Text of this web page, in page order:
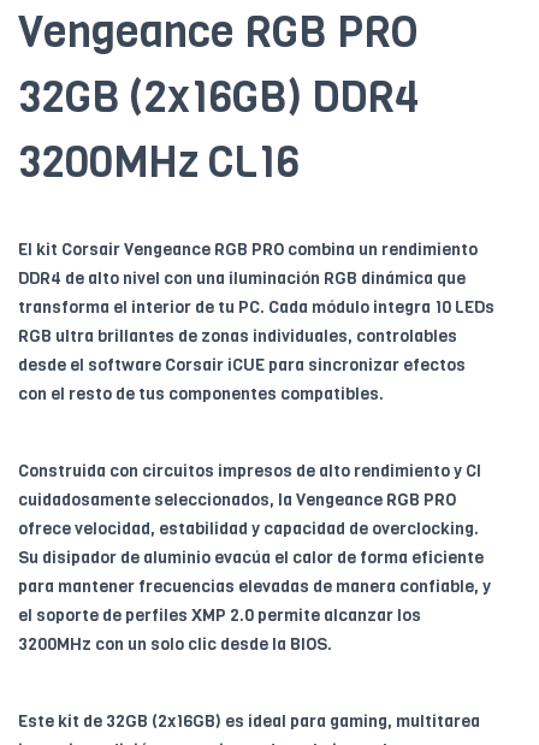
Vengeance RGB PRO
32GB (2x16GB) DDR4
3200MHz CL16
El kit Corsair Vengeance RGB PRO combina un rendimiento
DDR4 de alto nivel con una iluminación RGB dinámica que
transforma el interior de tu PC. Cada módulo integra 10 LEDs
RGB ultra brillantes de zonas individuales, controlables
desde el software Corsair iCUE para sincronizar efectos
con el resto de tus componentes compatibles.
Construida con circuitos impresos de alto rendimiento y CI
cuidadosamente seleccionados, la Vengeance RGB PRO
ofrece velocidad, estabilidad y capacidad de overclocking.
Su disipador de aluminio evacúa el calor de forma eficiente
para mantener frecuencias elevadas de manera confiable, y
el soporte de perfiles XMP 2.0 permite alcanzar los
3200MHz con un solo clic desde la BIOS.
Este kit de 32GB (2x16GB) es ideal para gaming, multitarea